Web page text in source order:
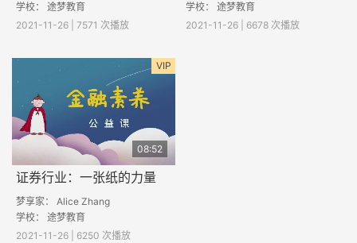
学校： 途梦教育
2021-11-26 | 7571 次播放
学校： 途梦教育
2021-11-26 | 6678 次播放
VIP
08:52
证券行业：一张纸的力量
梦享家： Alice Zhang
学校： 途梦教育
2021-11-26 | 6250 次播放